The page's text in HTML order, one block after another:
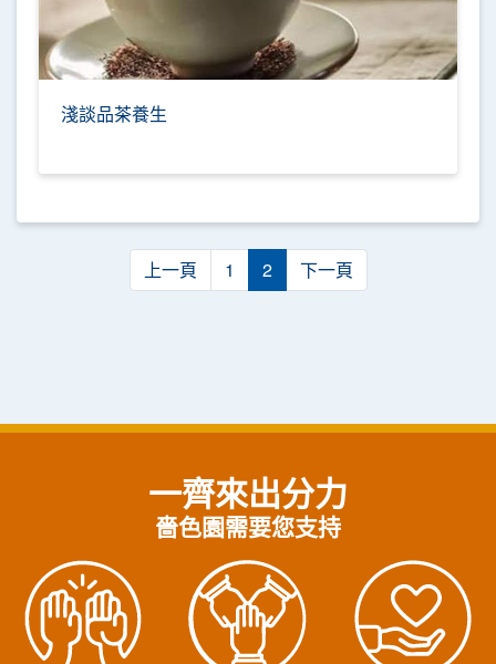
淺談品茶養生
上一頁 1 2 下一頁
一齊來出分力
嗇色園需要您支持